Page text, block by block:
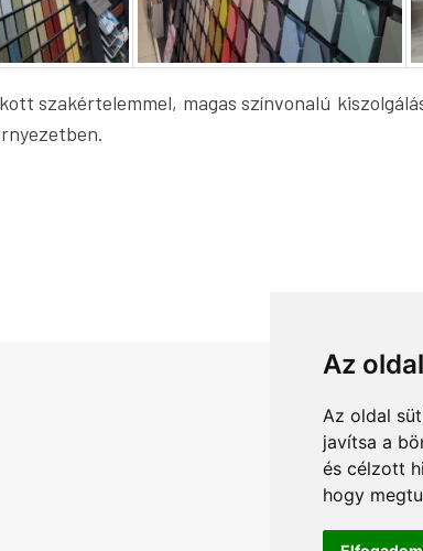
Az
Az oldal
javítsa a
és célzott
hogy
szakértelemmel, magas színvonalú